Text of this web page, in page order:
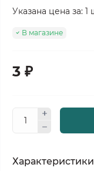
Указана цена за: 1
В магазине
3 ₽